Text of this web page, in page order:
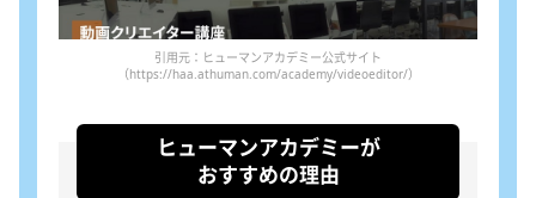
引用元：ヒューマンアカデミー公式サイト
（https://haa.athuman.com/academy/videoeditor/）
ヒューマンアカデミーが
おすすめの理由